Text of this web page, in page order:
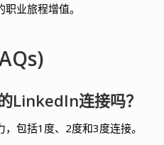
业旅程增值。
LinkedIn连接吗？
包括1度、2度和3度连接。